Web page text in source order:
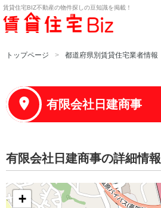
賃貸住宅BIZ不動産の物件探しの豆知識を掲載！
トップページ 都道府県別賃貸住宅業者情報
有限会社日建商事
有限会社日建商事の詳細情報
+